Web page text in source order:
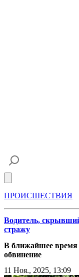
ПРОИСШЕСТВИЯ
Водитель,
стражу
В ближайшее время
обвинение
11 Ноя., 2025, 13:09